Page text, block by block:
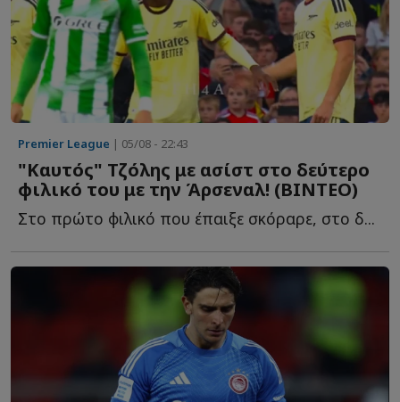
Premier League | 05/08 - 22:43
"Καυτός" Τζόλης με ασίστ στο δεύτερο
φιλικό του με την Άρσεναλ! (ΒΙΝΤΕΟ)
Στο πρώτο φιλικό που έπαιξε σκόραρε, στο δ...